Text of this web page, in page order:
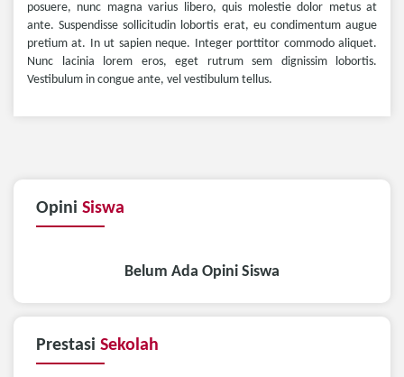
posuere, nunc magna varius libero, quis molestie dolor metus at
ante. Suspendisse sollicitudin lobortis erat, eu condimentum augue
pretium at. In ut sapien neque. Integer porttitor commodo aliquet.
Nunc lacinia lorem eros, eget rutrum sem dignissim lobortis.
Vestibulum in congue ante, vel vestibulum tellus.
Opini Siswa
Belum Ada Opini Siswa
Prestasi Sekolah